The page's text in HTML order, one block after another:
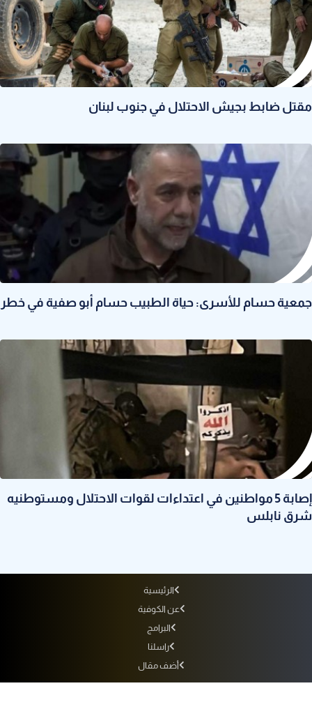
مقتل ضابط بجيش الاحتلال في جنوب لبنان
جمعية حسام للأسرى: حياة الطبيب حسام أبو صفية في خطر
إصابة 5 مواطنين في اعتداءات لقوات الاحتلال ومستوطنيه
شرق نابلس
الرئيسية
عن الكوفية
البرامج
راسلنا
أضف مقال